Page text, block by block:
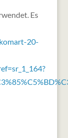
Es
20-